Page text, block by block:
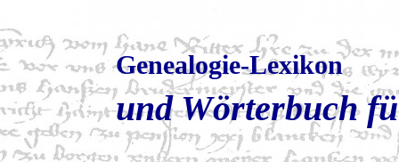
Genealogie-Lexikon
und Wörterbuch